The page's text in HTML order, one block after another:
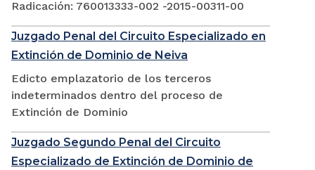
Radicación: 760013333-002 -2015-00311-00
Juzgado Penal del Circuito Especializado en
Extinción de Dominio de Neiva
Edicto emplazatorio de los terceros
indeterminados dentro del proceso de
Extinción de Dominio
Juzgado Segundo Penal del Circuito
Especializado de Extinción de Dominio de